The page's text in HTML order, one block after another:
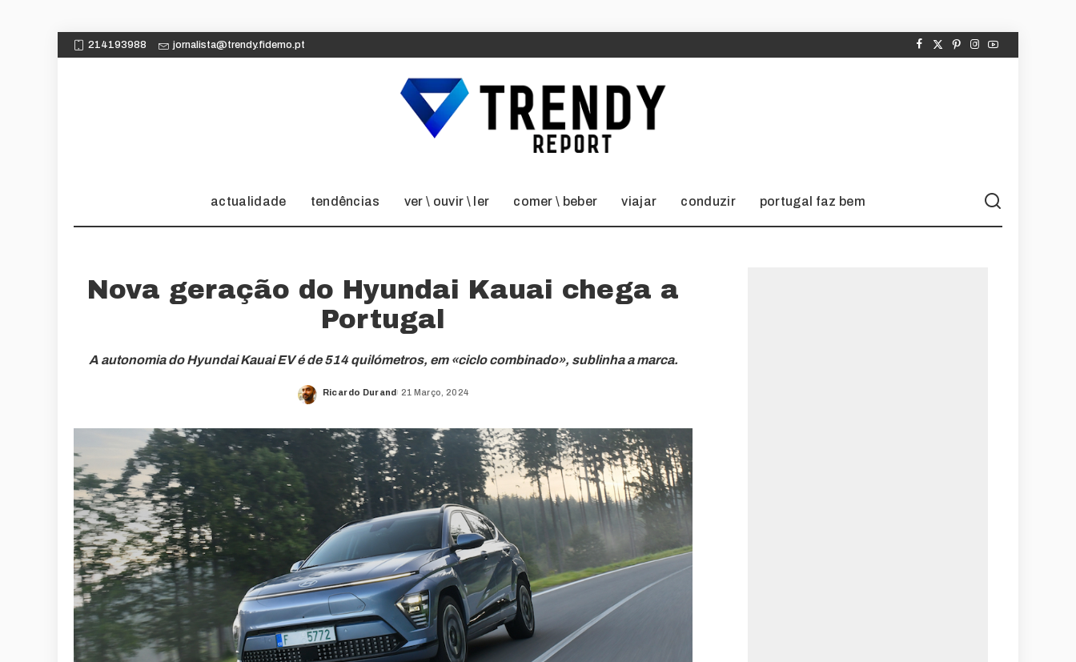
214193988 jornalista@trendy.fidemo.pt
actualidade tendências ver \ ouvir \ ler comer \ beber viajar conduzir portugal faz bem
Nova geração do Hyundai Kauai chega a
Portugal
A autonomia do Hyundai Kauai EV é de 514 quilómetros, em «ciclo combinado», sublinha a marca.
Posted
Ricardo Durand 21 Março, 2024